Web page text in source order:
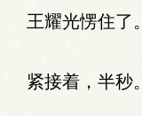
王耀光愣住了。
紧接着，半秒。